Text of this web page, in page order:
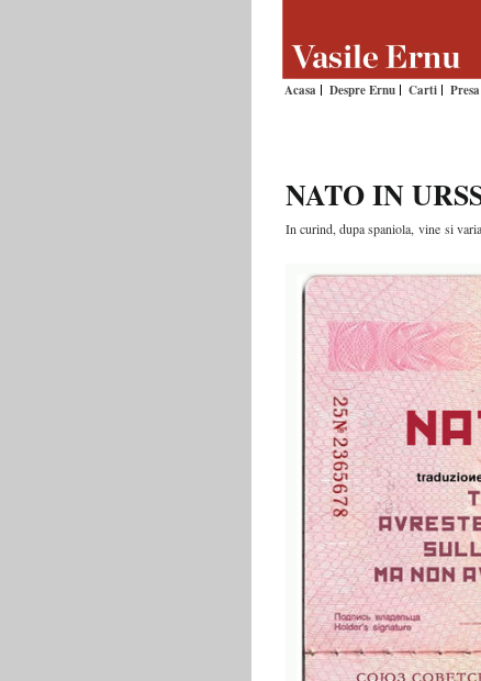
Acasa Despre Ernu Carti Presa
NATO IN
In curind, dupa spaniola, vine si